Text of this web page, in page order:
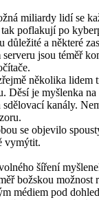
miliardy lidí se
tak poflakují po
důležité a některé
serveru jsou téměř
několika lidem
Děsí je myšlenka
kanály.
se objevilo
vymýtit.
šíření
božskou možnost
médiem pod